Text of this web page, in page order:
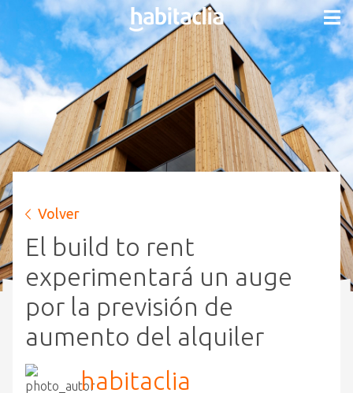
Volver
El build to rent
experimentará un auge
por la previsión de
aumento del alquiler
habitaclia